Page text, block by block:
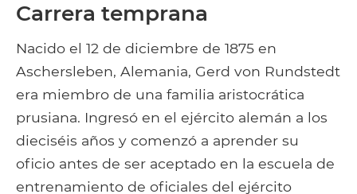
Carrera temprana
Nacido el 12 de diciembre de 1875 en
Aschersleben, Alemania, Gerd von Rundstedt
era miembro de una familia aristocrática
prusiana. Ingresó en el ejército alemán a los
dieciséis años y comenzó a aprender su
oficio antes de ser aceptado en la escuela de
entrenamiento de oficiales del ejército